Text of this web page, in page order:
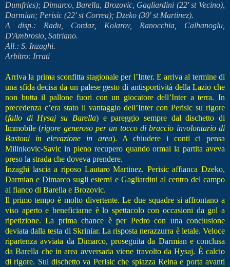
Dumfries); Dimarco, Barella, Brozovic, Gagliardini (22' st Vecino),
Darmian; Perisic (22' st Correa); Dzeko (30' st Martinez).
A disp.: Radu, Cordaz, Kolarov, Ranocchia, Calhanoglu,
D'Ambrosio, Satriano.
All.: S. Inzaghi.
Arbitro: Irrati
Arriva la prima sconfitta stagionale per l’Inter. E arriva al termine di
una sfida decisa da un palese gesto di antisportività della Lazio che
non butta il pallone fuori con un giocatore dell’Inter a terra. In
precedenza c’era stato il vantaggio dell’Inter con Perisic su rigore
(fallo di Hysaj su Barella) e pareggio sempre dal dischetto di
Immobile (rigore generoso per un tocco di braccio involontario di
Bastoni in elevazione in area). A chiudere i conti ci pensa
Milinkovic-Savic in pieno recupero quando ormai la partita aveva
preso la strada che doveva prendere.
Inzaghi lascia a riposo Lautaro Martinez. Perisic affianca Dzeko,
Darmian e Dimarco sugli esterni e Gagliardini al centro del campo
al fianco di Barella e Brozovic.
Il primo tempo è molto divertente. Le due squadre si affrontano a
viso aperto e beneficiarne è lo spettacolo con occasioni da gol a
ripetizione. La prima chance è per Pedro con una conclusione
deviata dalla testa di Skriniar. La risposta nerazzurra è letale. Veloce
ripartenza avviata da Dimarco, proseguita da Darmian e conclusa
da Barella che in area avversaria viene travolto da Hysaj. È calcio
di rigore. Sul dischetto va Perisic che spiazza Reina e porta avanti